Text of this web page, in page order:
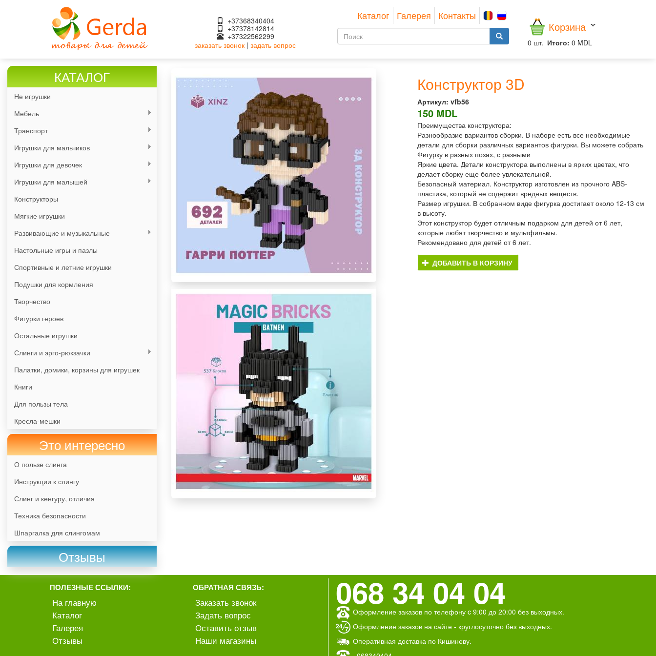
+37368340404
+37378142814
+37322562299
заказать звонок| задать вопрос
Каталог Галерея Контакты
Форма Корзина
0 шт. Итого: 0 MDL
КАТАЛОГ
Не игрушки
Мебель
Транспорт
Игрушки для мальчиков
Игрушки для девочек
Игрушки для малышей
Конструкторы
Мягкие игрушки
Развивающие и музыкальные
Настольные игры и пазлы
Спортивные и летние игрушки
Подушки для кормления
Творчество
Фигурки героев
Остальные игрушки
Слинги и эрго-рюкзачки
Палатки, домики, корзины для игрушек
Книги
Для пользы тела
Кресла-мешки
Это интересно
О пользе слинга
Инструкции к слингу
Слинг и кенгуру, отличия
Техника безопасности
Шпаргалка для слингомам
Отзывы
Конструктор 3D
Артикул: vfb56
150 MDL
Преимущества конструктора:
Разнообразие вариантов сборки. В наборе есть все необходимые
детали для сборки различных вариантов фигурки. Вы можете собрать
Фигурку в разных позах, с разными
Яркие цвета. Детали конструктора выполнены в ярких цветах, что
делает сборку еще более увлекательной.
Безопасный материал. Конструктор изготовлен из прочного ABS-
пластика, который не содержит вредных веществ.
Размер игрушки. В собранном виде фигурка достигает около 12-13 см
в высоту.
Этот конструктор будет отличным подарком для детей от 6 лет,
которые любят творчество и мультфильмы.
Рекомендовано для детей от 6 лет.
ДОБАВИТЬ В КОРЗИНУ
ПОЛЕЗНЫЕ ССЫЛКИ:
На главную
Каталог
Галерея
Отзывы
ОБРАТНАЯ СВЯЗЬ:
Заказать звонок
Задать вопрос
Оставить отзыв
Наши магазины
068 34 04 04
Оформление заказов по телефону c 9:00 до 20:00 без выходных.
Оформление заказов на сайте - круглосуточно без выходных.
Оперативная доставка по Кишиневу.